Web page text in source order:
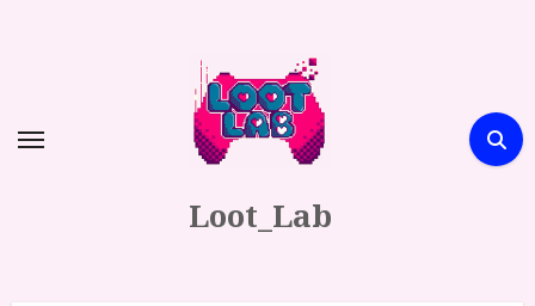
Loot_Lab